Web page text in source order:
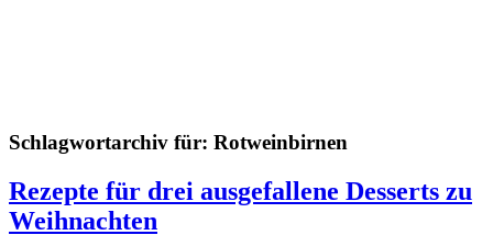
Schlagwortarchiv für: Rotweinbirnen
Rezepte für drei ausgefallene Desserts zu
Weihnachten